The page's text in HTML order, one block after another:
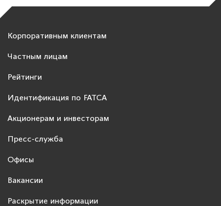
Корпоративным клиентам
Частным лицам
Рейтинги
Идентификация по FATCA
Акционерам и инвесторам
Пресс-служба
Офисы
Вакансии
Раскрытие информации